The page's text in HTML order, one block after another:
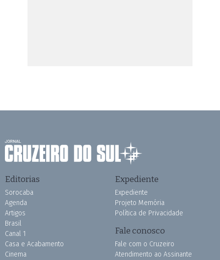
Editorias
Sorocaba
Agenda
Artigos
Brasil
Canal 1
Casa e Acabamento
Cinema
Expediente
Expediente
Projeto Memória
Política de Privacidade
Fale conosco
Fale com o Cruzeiro
Atendimento ao Assinante